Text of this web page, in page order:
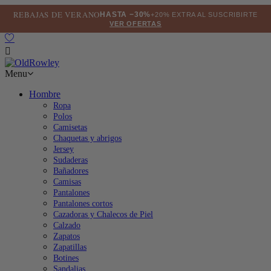
REBAJAS DE VERANOHASTA −30%+20% EXTRA AL SUSCRIBIRTE
VER OFERTAS

Menu
Hombre
Ropa
Polos
Camisetas
Chaquetas y abrigos
Jersey
Sudaderas
Bañadores
Camisas
Pantalones
Pantalones cortos
Cazadoras y Chalecos de Piel
Calzado
Zapatos
Zapatillas
Botines
Sandalias